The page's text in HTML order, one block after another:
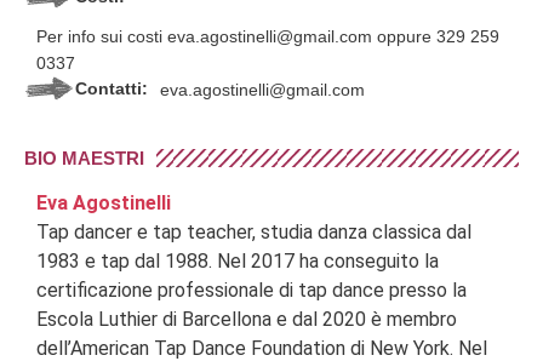
Per info sui costi eva.agostinelli@gmail.com oppure 329 259
0337
Contatti:
eva.agostinelli@gmail.com
BIO MAESTRI
Eva Agostinelli
Tap dancer e tap teacher, studia danza classica dal
1983 e tap dal 1988. Nel 2017 ha conseguito la
certificazione professionale di tap dance presso la
Escola Luthier di Barcellona e dal 2020 è membro
dell’American Tap Dance Foundation di New York. Nel